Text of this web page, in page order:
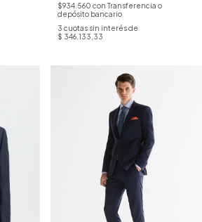
$934.560 con Transferencia o
depósito bancario
3 cuotas sin interés de
$ 346.133,33